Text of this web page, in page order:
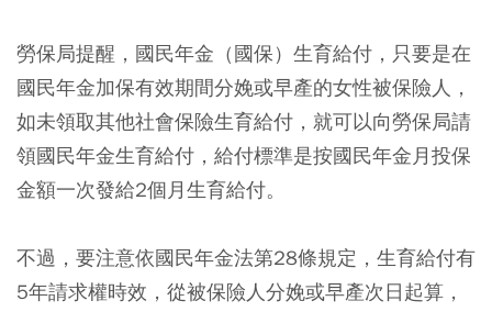
勞保局提醒，國民年金（國保）生育給付，只要是在
國民年金加保有效期間分娩或早產的女性被保險人，
如未領取其他社會保險生育給付，就可以向勞保局請
領國民年金生育給付，給付標準是按國民年金月投保
金額一次發給2個月生育給付。
不過，要注意依國民年金法第28條規定，生育給付有
5年請求權時效，從被保險人分娩或早產次日起算，